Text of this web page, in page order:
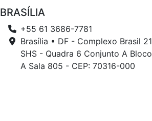
BRASÍLIA
+55 61 3686-7781
Brasília • DF - Complexo Brasil 21
SHS - Quadra 6 Conjunto A Bloco
A Sala 805 - CEP: 70316-000